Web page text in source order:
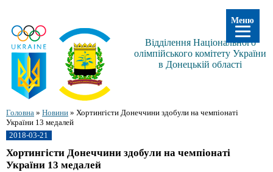
Відділення Національного
олімпійського комітету України
в Донецькій області
Головна » Новини » Хортингісти Донеччини здобули на чемпіонаті
України 13 медалей
2018-03-21
Хортингісти Донеччини здобули на чемпіонаті
України 13 медалей
Меню